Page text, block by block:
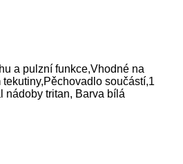
a pulzní funkce,Vhodné na
součástí,1
nádoby tritan, Barva bílá